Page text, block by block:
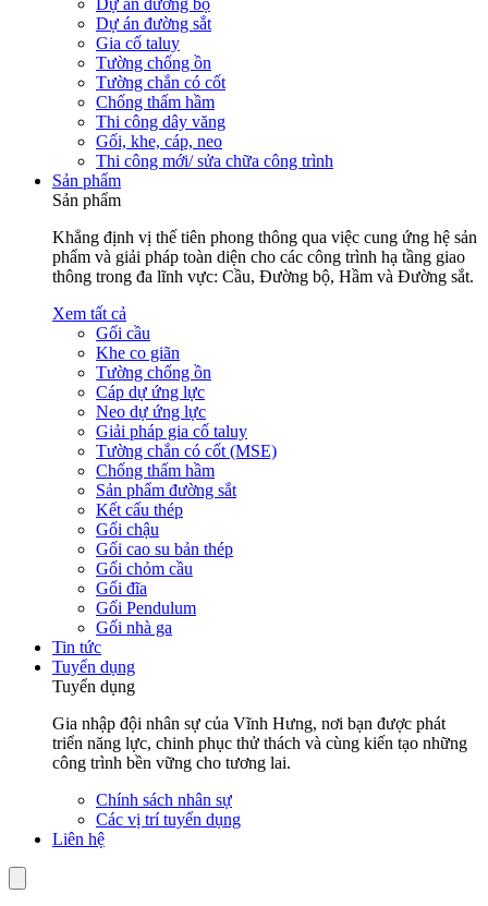
Dự án đường bộ
Dự án đường sắt
Gia cố taluy
Tường chống ồn
Tường chắn có cốt
Chống thấm hầm
Thi công dây văng
Gối, khe, cáp, neo
Thi công mới/ sửa chữa công trình
Sản phẩm
Sản phẩm
Khẳng định vị thế tiên phong thông qua việc cung ứng hệ sản
phẩm và giải pháp toàn diện cho các công trình hạ tầng giao
thông trong đa lĩnh vực: Cầu, Đường bộ, Hầm và Đường sắt.
Xem tất cả
Gối cầu
Khe co giãn
Tường chống ồn
Cáp dự ứng lực
Neo dự ứng lực
Giải pháp gia cố taluy
Tường chắn có cốt (MSE)
Chống thấm hầm
Sản phẩm đường sắt
Kết cấu thép
Gối chậu
Gối cao su bản thép
Gối chỏm cầu
Gối đĩa
Gối Pendulum
Gối nhà ga
Tin tức
Tuyển dụng
Tuyển dụng
Gia nhập đội nhân sự của Vĩnh Hưng, nơi bạn được phát
triển năng lực, chinh phục thử thách và cùng kiến tạo những
công trình bền vững cho tương lai.
Chính sách nhân sự
Các vị trí tuyển dụng
Liên hệ